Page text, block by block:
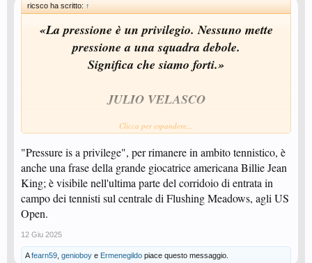
ricsco ha scritto: ↑
«La pressione è un privilegio. Nessuno mette
pressione a una squadra debole.
Significa che siamo forti.»
JULIO VELASCO
(Frase troppo bella dell'allenatore di Volley pluridecorato da non essere
messa in evidenza in questa discussione, perché c'entra, eccome se
c'entra...)
Clicca per espandere...
"Pressure is a privilege", per rimanere in ambito tennistico, è
anche una frase della grande giocatrice americana Billie Jean
King; è visibile nell'ultima parte del corridoio di entrata in
campo dei tennisti sul centrale di Flushing Meadows, agli US
Open.
12 Giu 2025
Afearn59 genioboy e Ermenegildo piace questo messaggio.